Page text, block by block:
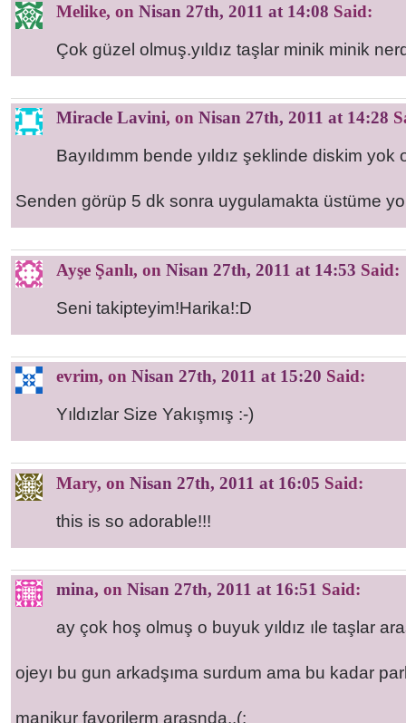
Melike, on Nisan 27th, 2011 at 14:08 Said:
Çok güzel olmuş.yıldız taşlar minik minik
Miracle Lavini, on Nisan 27th, 2011 at 14:28
Bayıldımm bende yıldız şeklinde diskim
Senden görüp 5 dk sonra uygulamakta üstüme
Ayşe Şanlı, on Nisan 27th, 2011 at 14:53 Said:
Seni takipteyim!Harika!:D
evrim, on Nisan 27th, 2011 at 15:20 Said:
Yıldızlar Size Yakışmış :-)
Mary, on Nisan 27th, 2011 at 16:05 Said:
this is so adorable!!!
mina, on Nisan 27th, 2011 at 16:51 Said:
ay çok hoş olmuş o buyuk yıldız ıle taşlar
ojeyı bu gun arkadşıma surdum ama bu kadar
manikur favorilerm arasnda..(: